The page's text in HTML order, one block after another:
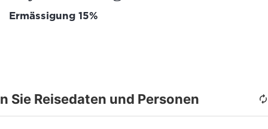
Ermässigung 15%
Sie Reisedaten und Personen